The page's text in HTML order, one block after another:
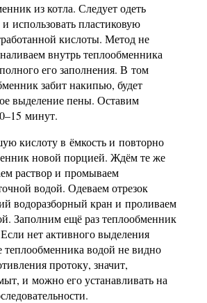
из котла. Следует одеть
использовать пластиковую
кислоты. Метод не
внутрь теплообменника
его заполнения. В том
забит накипью, будет
выделение пены. Оставим
минут.
кислоту в ёмкость и повторно
новой порцией. Ждём те же
раствор и промываем
водой. Одеваем отрезок
водоразборный кран и проливаем
Заполним ещё раз теплообменник
нет активного выделения
водой не видно
протоку, значит,
и можно его устанавливать на